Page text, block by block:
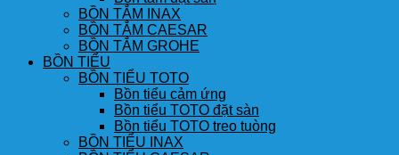
BỒN TẮM INAX
BỒN TẮM CAESAR
BỒN TẮM GROHE
BỒN TIỂU
BỒN TIỂU TOTO
Bồn tiểu cảm ứng
Bồn tiểu TOTO đặt sàn
Bồn tiểu TOTO treo tuòng
BỒN TIỂU INAX